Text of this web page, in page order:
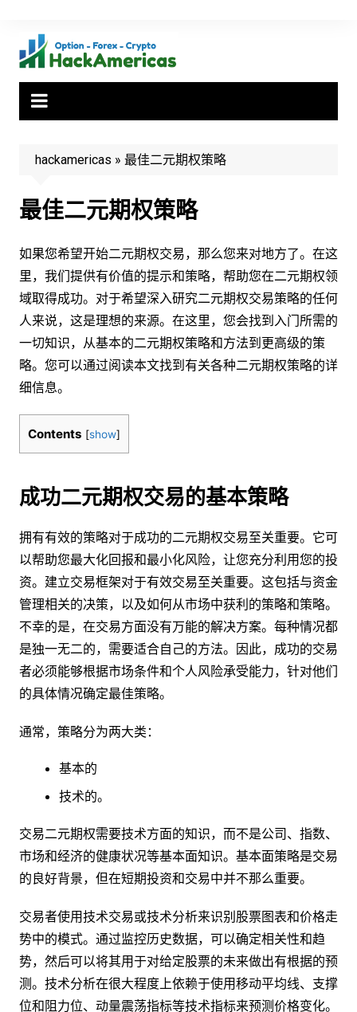
content
hackamericas » 最佳二元期权策略
最佳二元期权策略
如果您希望开始二元期权交易，那么您来对地方了。在这
里，我们提供有价值的提示和策略，帮助您在二元期权领
域取得成功。对于希望深入研究二元期权交易策略的任何
人来说，这是理想的来源。在这里，您会找到入门所需的
一切知识，从基本的二元期权策略和方法到更高级的策
略。您可以通过阅读本文找到有关各种二元期权策略的详
细信息。
Contents [show]
成功二元期权交易的基本策略
拥有有效的策略对于成功的二元期权交易至关重要。它可
以帮助您最大化回报和最小化风险，让您充分利用您的投
资。建立交易框架对于有效交易至关重要。这包括与资金
管理相关的决策，以及如何从市场中获利的策略和策略。
不幸的是，在交易方面没有万能的解决方案。每种情况都
是独一无二的，需要适合自己的方法。因此，成功的交易
者必须能够根据市场条件和个人风险承受能力，针对他们
的具体情况确定最佳策略。
通常，策略分为两大类：
基本的
技术的。
交易二元期权需要技术方面的知识，而不是公司、指数、
市场和经济的健康状况等基本面知识。基本面策略是交易
的良好背景，但在短期投资和交易中并不那么重要。
交易者使用技术交易或技术分析来识别股票图表和价格走
势中的模式。通过监控历史数据，可以确定相关性和趋
势，然后可以将其用于对给定股票的未来做出有根据的预
测。技术分析在很大程度上依赖于使用移动平均线、支撑
位和阻力位、动量震荡指标等技术指标来预测价格变化。